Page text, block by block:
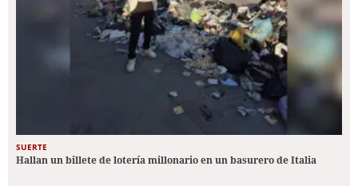
SUERTE
Hallan un billete de lotería millonario en un basurero de Italia